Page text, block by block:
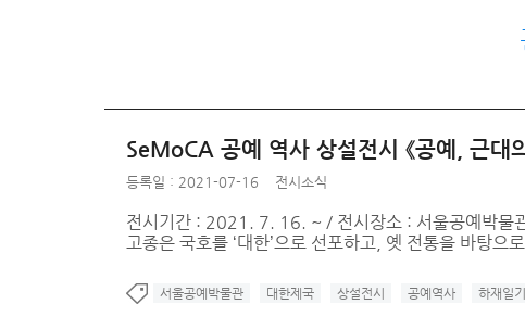
SeMoCA 공예 역사 상설전시 《공예, 근대
등록일 : 2021-07-16 전시소식
전시기간 : 2021. 7. 16. ~ / 전시장소 : 서울공예박물
고종은 국호를 ‘대한’으로 선포하고, 옛 전통을 바탕으
서울공예박물관 대한제국 상설전시 공예역사 하재일기